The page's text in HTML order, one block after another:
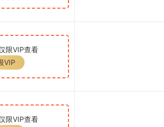
限VIP查看
VIP
限VIP查看